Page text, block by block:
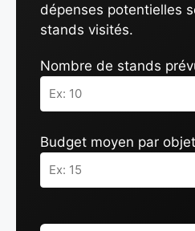
dépenses potentielles
stands visités.
Nombre de stands
Budget moyen par